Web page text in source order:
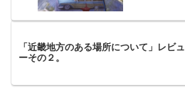
「近畿地方のある場所について」レビュ
ーその２。